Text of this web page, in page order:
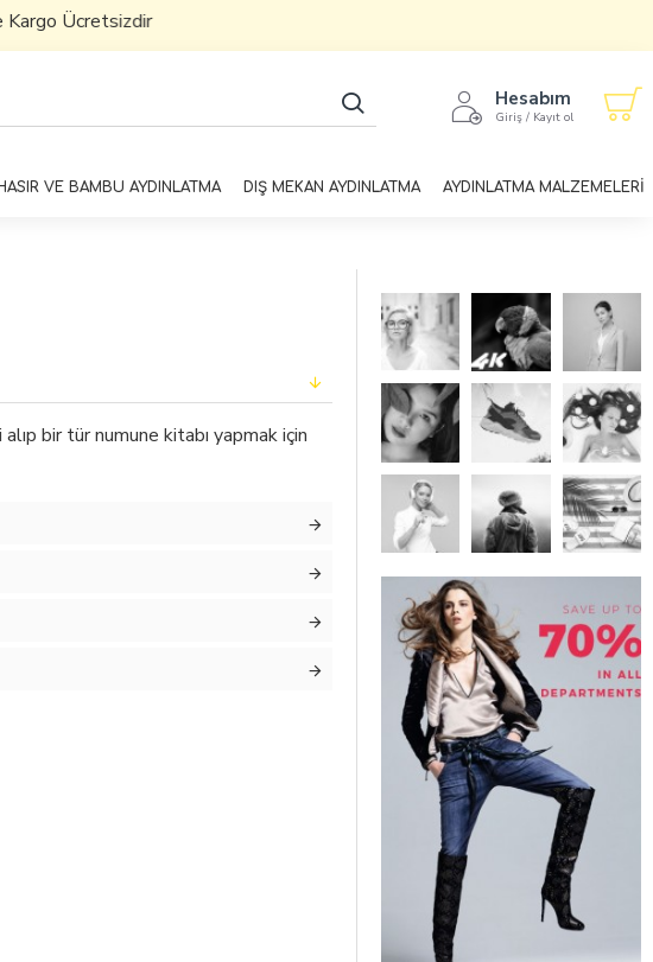
Ücretsizdir
Hesabım
Giriş / Kayıt ol
VE BAMBU AYDINLATMA DIŞ MEKAN AYDINLATMA AYDINLATMA MALZEMELERİ
bir tür numune kitabı yapmak için